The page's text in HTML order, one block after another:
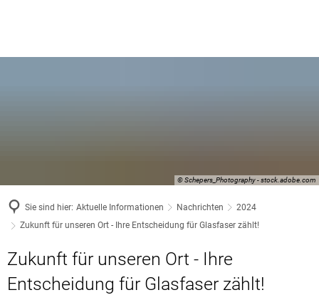
© Schepers_Photography - stock.adobe.com
Sie sind hier: Aktuelle Informationen Nachrichten
2024
Zukunft für unseren Ort - Ihre Entscheidung für Glasfaser zählt!
Zukunft für unseren Ort - Ihre
Entscheidung für Glasfaser zählt!